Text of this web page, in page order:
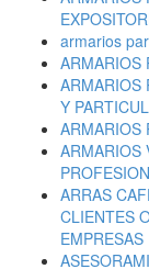
armarios
ARMARIOS
ARMARIOS
Y
ARMARIOS
ARMARIOS
ARRAS
CLIENTES
EMPRESAS